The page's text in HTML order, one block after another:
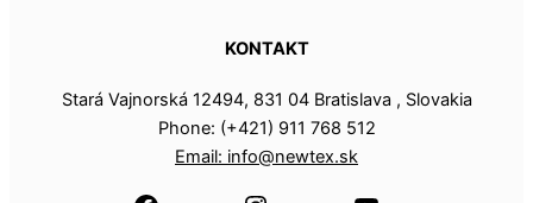
KONTAKT
Stará Vajnorská 12494, 831 04 Bratislava , Slovakia
Phone: (+421) 911 768 512
Email: info@newtex.sk